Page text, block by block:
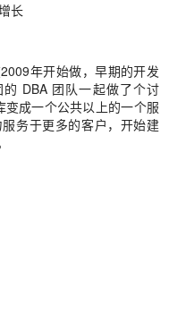
长
年开始做，早期的开发
DBA 团队一起做了个讨
成一个公共以上的一个服
务于更多的客户，开始建